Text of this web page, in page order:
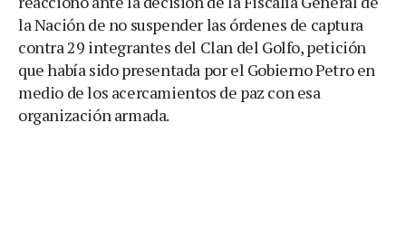
la Nación de no suspender las órdenes de captura
contra 29 integrantes del Clan del Golfo, petición
que había sido presentada por el Gobierno Petro en
medio de los acercamientos de paz con esa
organización armada.